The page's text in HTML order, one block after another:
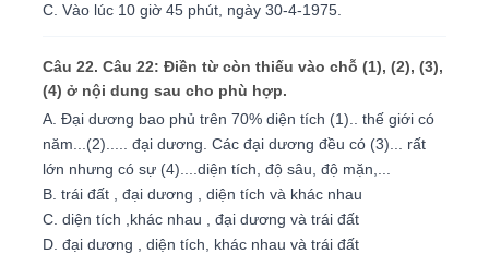
C. Vào lúc 10 giờ 45 phút, ngày 30-4-1975.
Câu 22. Câu 22: Điền từ còn thiếu vào chỗ (1), (2), (3),
(4) ở nội dung sau cho phù hợp.
A. Đại dương bao phủ trên 70% diện tích (1).. thế giới có
năm...(2)..... đại dương. Các đại dương đều có (3)... rất
lớn nhưng có sự (4)....diện tích, độ sâu, độ mặn,...
B. trái đất , đại dương , diện tích và khác nhau
C. diện tích ,khác nhau , đại dương và trái đất
D. đại dương , diện tích, khác nhau và trái đất